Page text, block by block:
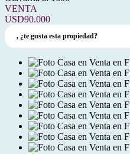
VENTA
USD90.000
, ¿te gusta esta propiedad?